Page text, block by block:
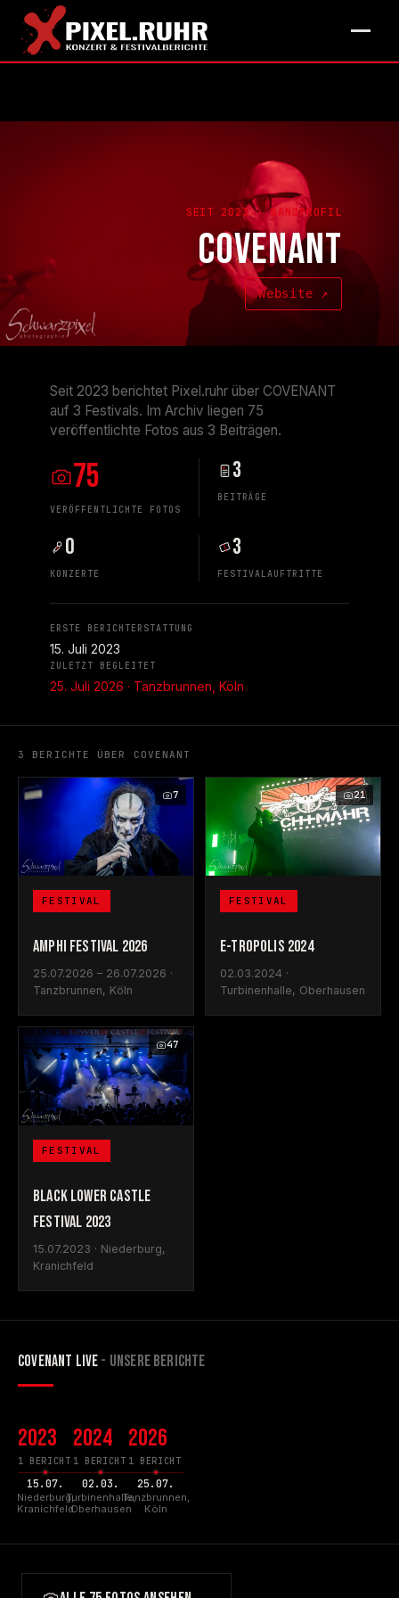
SEIT 2023 · BANDPROFIL
COVENANT
Website ↗
Seit 2023 berichtet Pixel.ruhr über COVENANT
auf 3 Festivals. Im Archiv liegen 75
veröffentlichte Fotos aus 3 Beiträgen.
75
VERÖFFENTLICHTE FOTOS
3
BEITRÄGE
0
KONZERTE
3
FESTIVALAUFTRITTE
ERSTE BERICHTERSTATTUNG
15. Juli 2023
ZULETZT BEGLEITET
25. Juli 2026 · Tanzbrunnen, Köln
3 BERICHTE ÜBER COVENANT
7
FESTIVAL
AMPHI FESTIVAL 2026
25.07.2026 – 26.07.2026 ·
Tanzbrunnen, Köln
21
FESTIVAL
E-TROPOLIS 2024
02.03.2024 ·
Turbinenhalle, Oberhausen
47
FESTIVAL
BLACK LOWER CASTLE
FESTIVAL 2023
15.07.2023 · Niederburg,
Kranichfeld
COVENANT LIVE- UNSERE BERICHTE
2023
1 BERICHT
15.07.
Niederburg,
Kranichfeld
2024
1 BERICHT
02.03.
Turbinenhalle,
Oberhausen
2026
1 BERICHT
25.07.
Tanzbrunnen,
Köln